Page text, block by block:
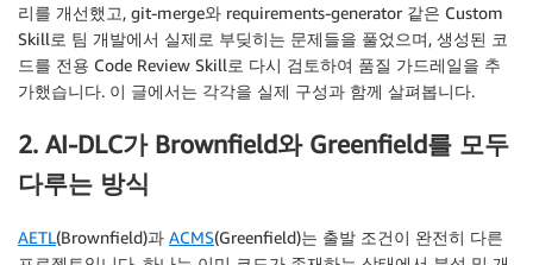
리를 개선했고, git-merge와 requirements-generator 같은 Custom
Skill로 팀 개발에서 실제로 부딪히는 문제들을 풀었으며, 생성된 코
드를 전용 Code Review Skill로 다시 검토하여 품질 가드레일을 추
가했습니다. 이 글에서는 각각을 실제 구성과 함께 살펴봅니다.
2. AI-DLC가 Brownfield와 Greenfield를 모두
다루는 방식
AETL(Brownfield)과 ACMS(Greenfield)는 출발 조건이 완전히 다른